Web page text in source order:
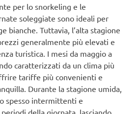
per lo snorkeling e le
soleggiate sono ideali per
bianche. Tuttavia, l’alta stagione
generalmente più elevati e
turistica. I mesi da maggio a
caratterizzati da un clima più
tariffe più convenienti e
Durante la stagione umida,
spesso intermittenti e
della giornata, lasciando